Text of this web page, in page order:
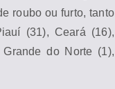
roubo ou furto, tanto
(31), Ceará (16),
do Norte (1),